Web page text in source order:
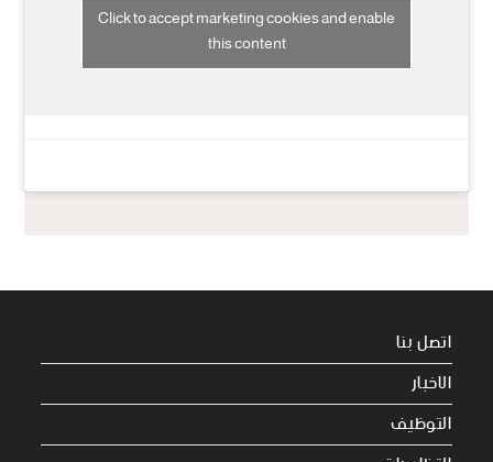
Click to accept marketing cookies and enable
this content
اتصل بنا
الاخبار
التوظيف